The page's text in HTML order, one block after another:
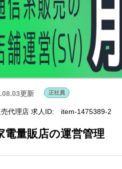
更新 正社員
代理店 求人ID: item-1475389-2
電量販店の運営管理